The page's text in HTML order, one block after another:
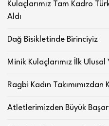
Kulaçlarımız Tam Kadro
Aldı
Dağ Bisikletinde Birinciyiz
Minik Kulaçlarımız İlk Ulusal
Ragbi Kadın
Atletlerimizden Büyük